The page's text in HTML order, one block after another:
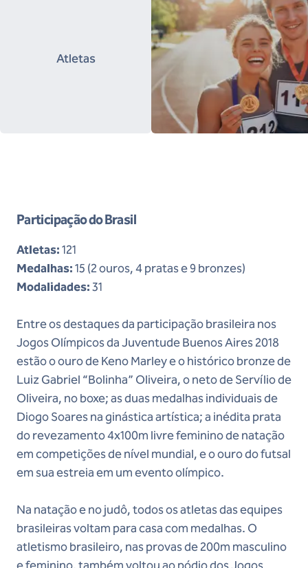
Atletas
Participação do Brasil
Atletas:121
Medalhas:15 (2 ouros, 4 pratas e 9 bronzes)
Modalidades:31
Entre os destaques da participação brasileira nos
Jogos Olímpicos da Juventude Buenos Aires 2018
estão o ouro de Keno Marley e o histórico bronze de
Luiz Gabriel “Bolinha” Oliveira, o neto de Servílio de
Oliveira, no boxe; as duas medalhas individuais de
Diogo Soares na ginástica artística; a inédita prata
do revezamento 4x100m livre feminino de natação
em competições de nível mundial, e o ouro do futsal
em sua estreia em um evento olímpico.
Na natação e no judô, todos os atletas das equipes
brasileiras voltam para casa com medalhas. O
atletismo brasileiro, nas provas de 200m masculino